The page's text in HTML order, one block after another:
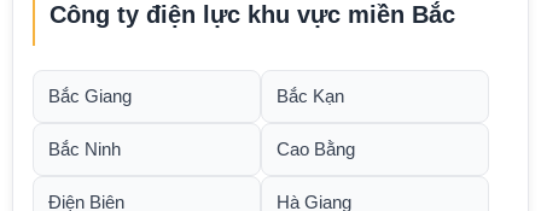
Công ty điện lực khu vực miền Bắc
Bắc Giang Bắc Kạn
Bắc Ninh Cao Bằng
Điện Biên Hà Giang